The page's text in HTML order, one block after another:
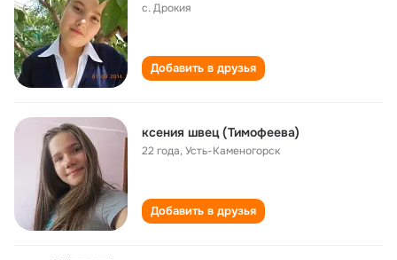
с. Дрокия
Добавить в друзья
ксения швец (Тимофеева)
22 года,Усть-Каменогорск
Добавить в друзья